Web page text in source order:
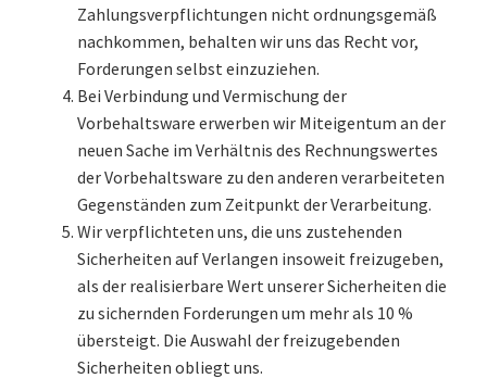
Zahlungsverpflichtungen nicht ordnungsgemäß
nachkommen, behalten wir uns das Recht vor,
Forderungen selbst einzuziehen.
Bei Verbindung und Vermischung der
Vorbehaltsware erwerben wir Miteigentum an der
neuen Sache im Verhältnis des Rechnungswertes
der Vorbehaltsware zu den anderen verarbeiteten
Gegenständen zum Zeitpunkt der Verarbeitung.
Wir verpflichteten uns, die uns zustehenden
Sicherheiten auf Verlangen insoweit freizugeben,
als der realisierbare Wert unserer Sicherheiten die
zu sichernden Forderungen um mehr als 10 %
übersteigt. Die Auswahl der freizugebenden
Sicherheiten obliegt uns.